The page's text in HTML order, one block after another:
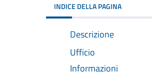
INDICE DELLA PAGINA
Descrizione
Ufficio
Informazioni